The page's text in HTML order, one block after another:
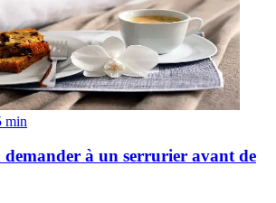
min
demander à un serrurier avant de